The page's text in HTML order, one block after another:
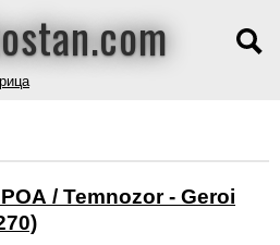
/ Temnozor - Geroi